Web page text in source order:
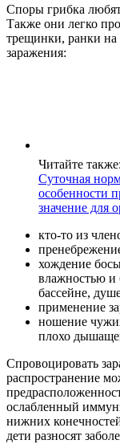
Споры грибка любят
Также они легко
трещинки, ранки
заражения:
Читайте также:
Суточная
особенности
значение для
кто-то из
хождение
влажностью и
бассейне,
применение
ношение
плохо
Спровоцировать
распространение
ослабленный
нижних
дети разносят